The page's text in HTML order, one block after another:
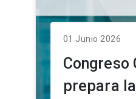
01 Junio 2026
Congreso
prepara